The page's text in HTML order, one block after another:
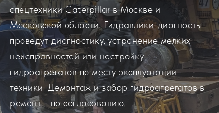
спецтехники Caterpillar в Москве и
Московской области. Гидравлики-диагносты
проведут диагностику, устранение мелких
неисправностей или настройку
гидроагрегатов по месту эксплуатации
техники. Демонтаж и забор гидроагрегатов в
ремонт - по согласованию.